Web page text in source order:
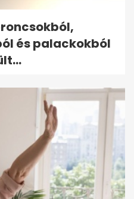
és palackokból